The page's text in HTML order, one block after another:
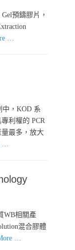
預鑄膠片，
…
中，KOD 系
利權的 PCR
最多，放大
…
WB相關產
混合膠體
…